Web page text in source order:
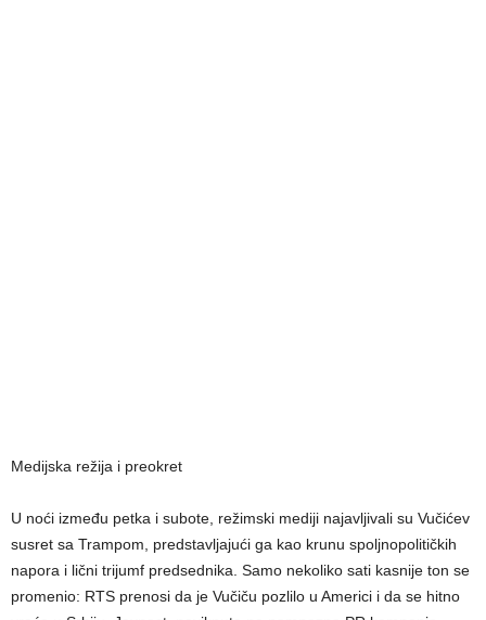
Medijska režija i preokret
U noći između petka i subote, režimski mediji najavljivali su Vučićev
susret sa Trampom, predstavljajući ga kao krunu spoljnopolitičkih
napora i lični trijumf predsednika. Samo nekoliko sati kasnije ton se
promenio: RTS prenosi da je Vučiču pozlilo u Americi i da se hitno